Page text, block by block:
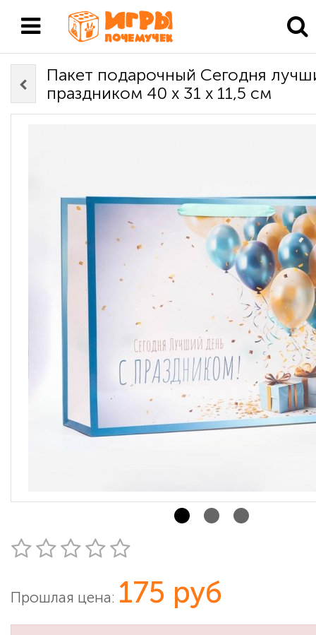
Пакет подарочный Сегодня
праздником 40 х 31 х 11,5 см
Прошлая цена: 175 руб